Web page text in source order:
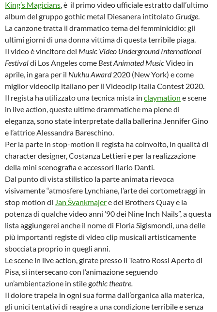
King’s Magicians, è il primo video ufficiale estratto dall’ultimo
album del gruppo gothic metal Diesanera intitolatoGrudge.
La canzone tratta il drammatico tema del femminicidio: gli
ultimi giorni di una donna vittima di questa terribile piaga.
Il video è vincitore del Music Video Underground International
Festivaldi Los Angeles come Best Animated MusicVideo in
aprile, in gara per il Nukhu Award2020 (New York) e come
miglior videoclip italiano per il Videoclip Italia Contest 2020.
Il regista ha utilizzato una tecnica mista in claymation e scene
in live action, queste ultime drammatiche ma piene di
eleganza, sono state interpretate dalla ballerina Jennifer Gino
e l’attrice Alessandra Bareschino.
Per la parte in stop-motion il regista ha coinvolto, in qualità di
character designer, Costanza Lettieri e per la realizzazione
della mini scenografia e accessori Ilario Danti.
Dal punto di vista stilistico la parte animata rievoca
visivamente “atmosfere Lynchiane, l’arte dei cortometraggi in
stop motion di Jan Švankmajere dei Brothers Quay e la
potenza di qualche video anni ’90 dei Nine Inch Nails”, a questa
lista aggiungerei anche il nome di Floria Sigismondi, una delle
più importanti registe di video clip musicali artisticamente
sbocciata proprio in quegli anni.
Le scene in live action, girate presso il Teatro Rossi Aperto di
Pisa, si intersecano con l’animazione seguendo
un’ambientazione in stile gothic theatre.
Il dolore trapela in ogni sua forma dall’organica alla materica,
gli unici tentativi di reagire a una condizione terribile e senza